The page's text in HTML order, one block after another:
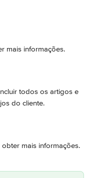
mais informações.
todos os artigos e
do cliente.
mais informações.